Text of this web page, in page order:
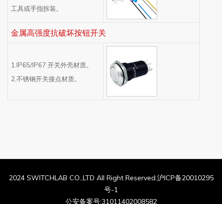
工具或手指拆装。
金属高强度抗破坏按钮开关
1.IP65/IP67 开关外壳材质。
2.不锈钢开关接点材质。
2024 SWITCHLAB CO.,LTD All Right Reserved.沪ICP备20010295
号-1
公安备案号:31011402008582